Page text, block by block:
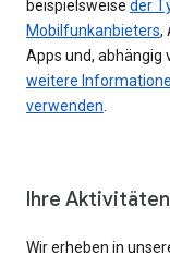
beispielsweise der
Mobilfunkanbieters,
Apps und, abhängig
weitere
verwenden.
Ihre Aktivitäten
Wir erheben in